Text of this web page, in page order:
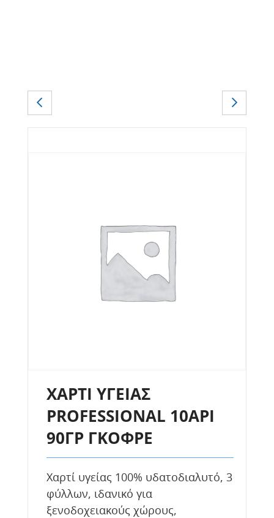
ΧΑΡΤΙ ΥΓΕΙΑΣ
PROFESSIONAL 10ΆΡΙ
90ΓΡ ΓΚΟΦΡΕ
Χαρτί υγείας 100% υδατοδιαλυτό, 3
φύλλων, ιδανικό για
ξενοδοχειακούς χώρους,